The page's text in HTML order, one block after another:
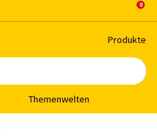
Pro­duk­te
The­men­wel­ten